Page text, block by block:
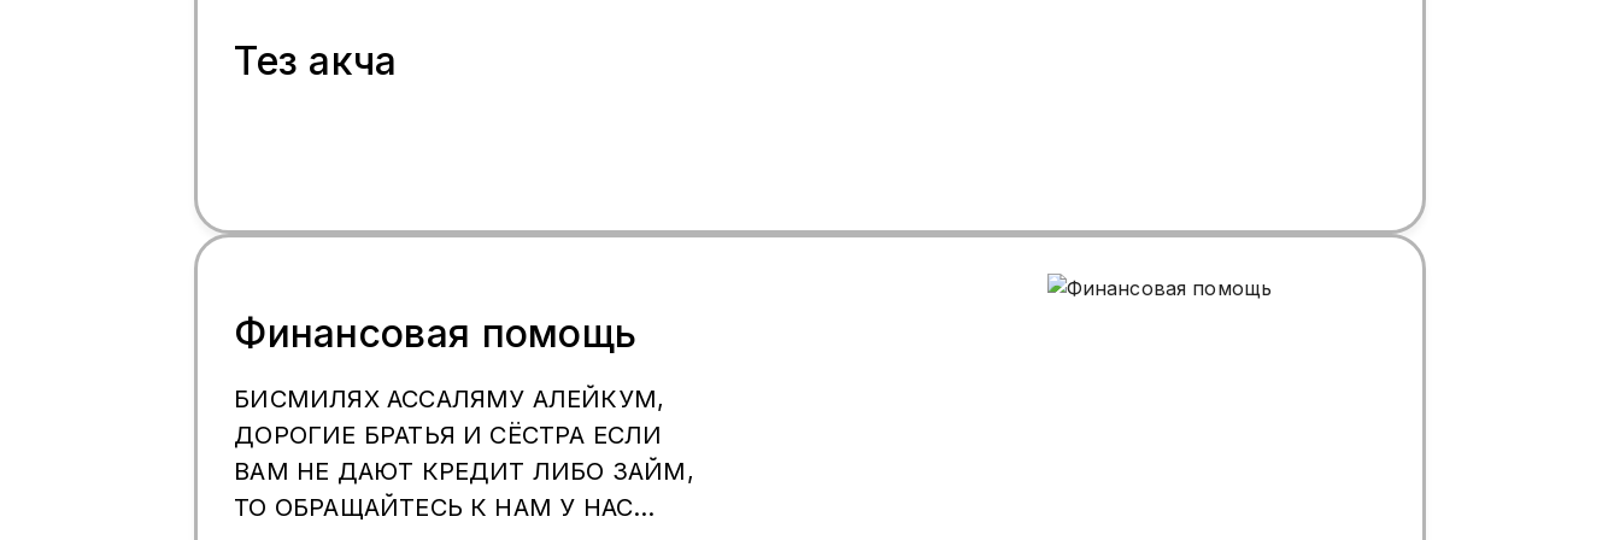
Тез акча
Финансовая помощь
БИСМИЛЯХ АССАЛЯМУ АЛЕЙКУМ,
ДОРОГИЕ БРАТЬЯ И СЁСТРА ЕСЛИ
ВАМ НЕ ДАЮТ КРЕДИТ ЛИБО ЗАЙМ,
ТО ОБРАЩАЙТЕСЬ К НАМ У НАС